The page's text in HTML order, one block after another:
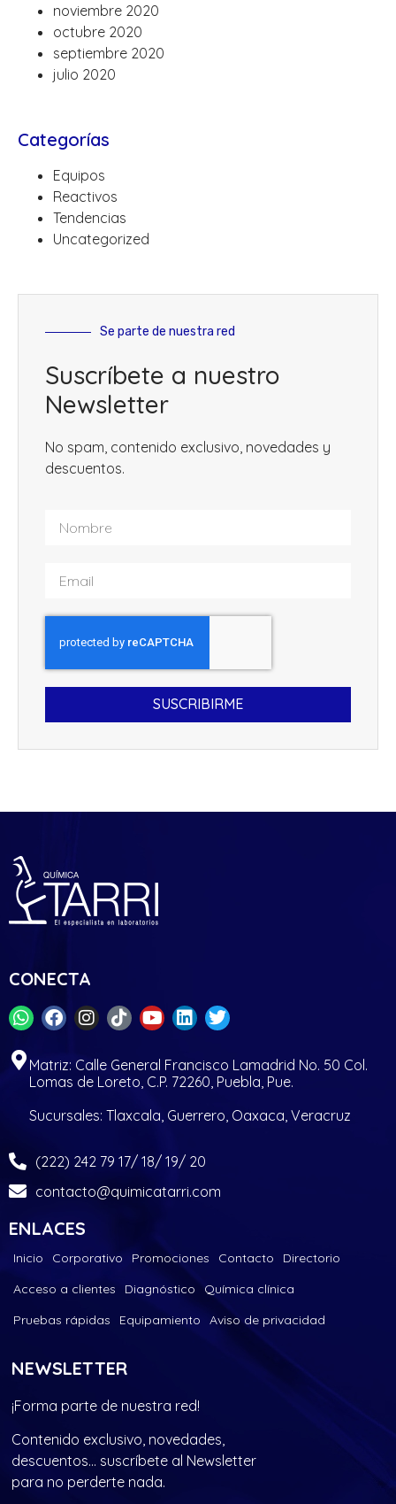
noviembre 2020
octubre 2020
septiembre 2020
julio 2020
Categorías
Equipos
Reactivos
Tendencias
Uncategorized
Se parte de nuestra red
Suscríbete a nuestro
Newsletter
No spam, contenido exclusivo, novedades y
descuentos.
SUSCRIBIRME
CONECTA
Matriz: Calle General Francisco Lamadrid No. 50 Col.
Lomas de Loreto, C.P. 72260, Puebla, Pue.
Sucursales: Tlaxcala, Guerrero, Oaxaca, Veracruz
(222) 242 79 17/ 18/ 19/ 20
contacto@quimicatarri.com
ENLACES
Inicio Corporativo Promociones Contacto
Directorio
Acceso a clientes
Diagnóstico
Química clínica
Pruebas rápidas
Equipamiento Aviso de privacidad
NEWSLETTER
¡Forma parte de nuestra red!
Contenido exclusivo, novedades,
descuentos… suscríbete al Newsletter
para no perderte nada.